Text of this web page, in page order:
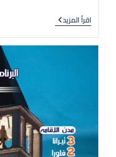
اقرأ المزيد